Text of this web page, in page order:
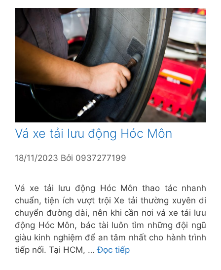
Vá xe tải lưu động Hóc Môn
18/11/2023 Bởi 0937277199
Vá xe tải lưu động Hóc Môn thao tác nhanh
chuẩn, tiện ích vượt trội Xe tải thường xuyên di
chuyển đường dài, nên khi cần nơi vá xe tải lưu
động Hóc Môn, bác tài luôn tìm những đội ngũ
giàu kinh nghiệm để an tâm nhất cho hành trình
tiếp nối. Tại HCM, …Đọc tiếp